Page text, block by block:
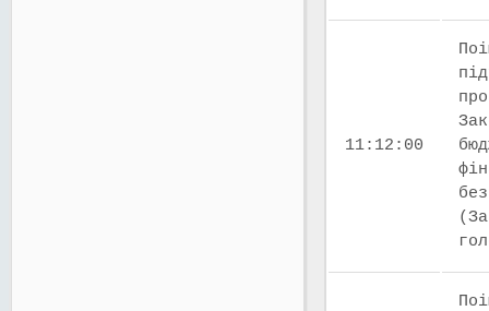
11:12:00